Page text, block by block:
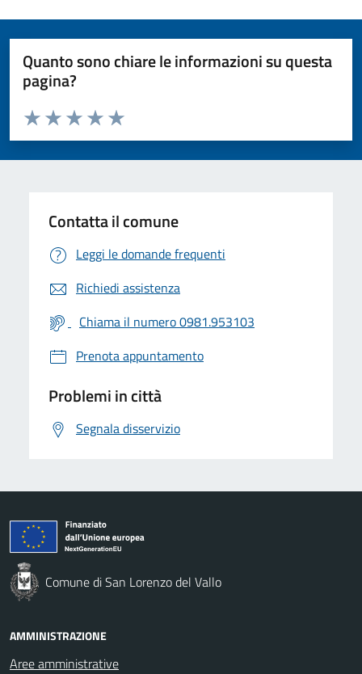
Quanto sono chiare le informazioni su questa
pagina?
Valuta da 1 a 5 stelle la pagina
Valuta 5 stelle su 5
Valuta 4 stelle su 5
Valuta 3 stelle su 5
Valuta 2 stelle su 5
Valuta 1 stelle su 5
Contatta il comune
Leggi le domande frequenti
Richiedi assistenza
Chiama il numero 0981.953103
Prenota appuntamento
Problemi in città
Segnala disservizio
Comune di San Lorenzo del Vallo
AMMINISTRAZIONE
Aree amministrative